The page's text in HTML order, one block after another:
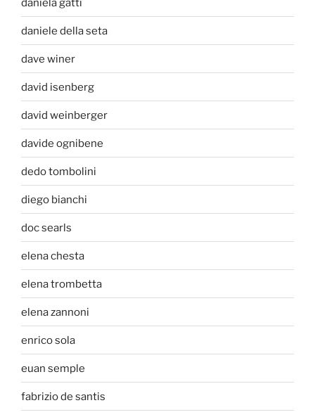
daniela gatti
daniele della seta
dave winer
david isenberg
david weinberger
davide ognibene
dedo tombolini
diego bianchi
doc searls
elena chesta
elena trombetta
elena zannoni
enrico sola
euan semple
fabrizio de santis